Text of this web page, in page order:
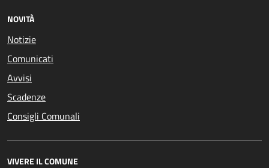
NOVITÀ
Notizie
Comunicati
Avvisi
Scadenze
Consigli Comunali
VIVERE IL COMUNE